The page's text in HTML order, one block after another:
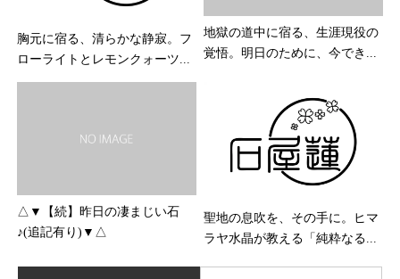
胸元に宿る、清らかな静寂。フ
ローライトとレモンクォーツ...
地獄の道中に宿る、生涯現役の
覚悟。明日のために、今でき...
△▼【続】昨日の凄まじい石
♪(追記有り)▼△
聖地の息吹を、その手に。ヒマ
ラヤ水晶が教える「純粋なる...